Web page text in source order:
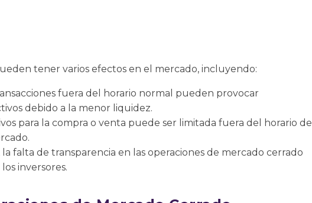
tener varios efectos en el mercado, incluyendo:
fuera del horario normal pueden provocar
debido a la menor liquidez.
para la compra o venta puede ser limitada fuera del horario de
la falta de transparencia en las operaciones de mercado cerrado
inversores.